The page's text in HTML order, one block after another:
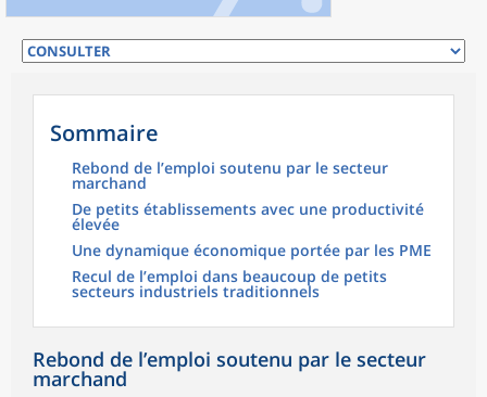
Sommaire
Rebond de l’emploi soutenu par le secteur
marchand
De petits établissements avec une productivité
élevée
Une dynamique économique portée par les PME
Recul de l’emploi dans beaucoup de petits
secteurs industriels traditionnels
Rebond de l’emploi soutenu par le secteur
marchand